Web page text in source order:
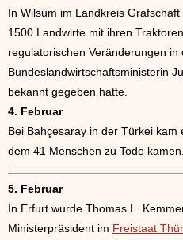
In Wilsum im Landkreis
1500 Landwirte mit ihren
regulatorischen Veränderungen
Bundeslandwirtschaftsministerin
bekannt gegeben hatte.
4. Februar
Bei Bahçesaray in der Türkei
dem 41 Menschen zu Tode kamen.
5. Februar
In Erfurt wurde Thomas L.
Ministerpräsident im Freistaat